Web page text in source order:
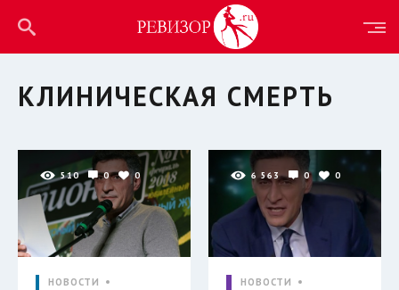
КЛИНИЧЕСКАЯ СМЕРТЬ
510 0 0
НОВОСТИ
6 563 0 0
НОВОСТИ